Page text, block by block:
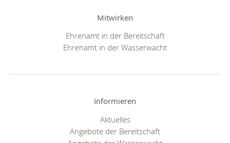
Mitwirken
Ehrenamt in der Bereitschaft
Ehrenamt in der Wasserwacht
Informieren
Aktuelles
Angebote der Bereitschaft